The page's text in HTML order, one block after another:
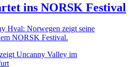
ins NORSK Festival
Hval: Norwegen zeigt seine
NORSK Festival.